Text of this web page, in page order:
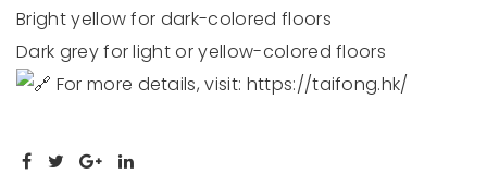
Bright yellow for dark-colored floors
Dark grey for light or yellow-colored floors
For more details, visit: https://taifong.hk/